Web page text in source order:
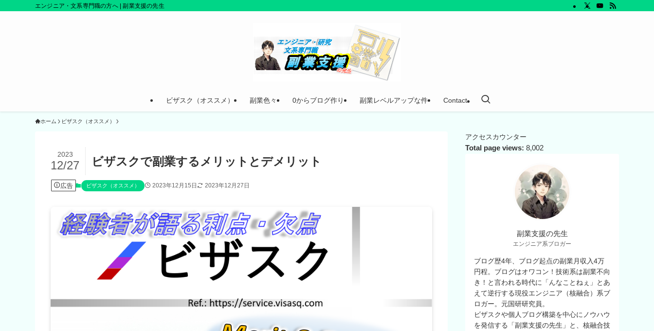
エンジニア・文系専門職の方へ | 副業支援の先生
ビザスク（オススメ） 副業色々 0からブログ作り 副業レベルアップな件 Contact
ホーム ビザスク（オススメ）
ビザスクで副業するメリットとデメリット
2023
12/27
広告 ビザスク（オススメ） 2023年12月15日 2023年12月27日
アクセスカウンター
Total page views: 8,002
副業支援の先生
エンジニア系ブロガー
ブログ歴4年、ブログ起点の副業月収入4万
円程。ブログはオワコン！技術系は副業不向
き！と言われる時代に「んなことねぇ」とあ
えて逆行する現役エンジニア（核融合）系ブ
ロガー。元国研研究員。
ビザスクや個人ブログ構築を中心にノウハウ
を発信する「副業支援の先生」と、核融合技